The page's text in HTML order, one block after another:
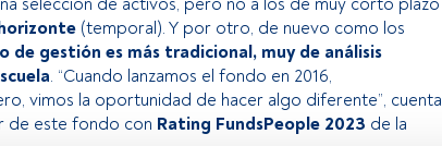
(temporal). Y por otro, de nuevo como los
de gestión es más tradicional, muy de análisis
. “Cuando lanzamos el fondo en 2016,
vimos la oportunidad de hacer algo diferente”, cuenta
de este fondo con Rating FundsPeople 2023 de la